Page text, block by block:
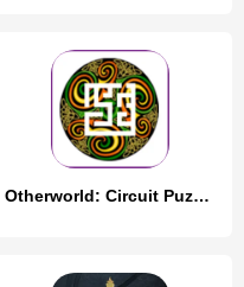
Otherworld: Circuit Puzzles